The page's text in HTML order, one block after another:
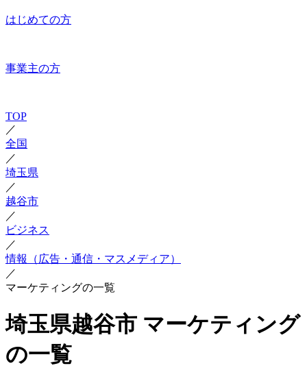
はじめての方
事業主の方
TOP
／
全国
／
埼玉県
／
越谷市
／
ビジネス
／
情報（広告・通信・マスメディア）
／
マーケティングの一覧
埼玉県越谷市 マーケティング
の一覧